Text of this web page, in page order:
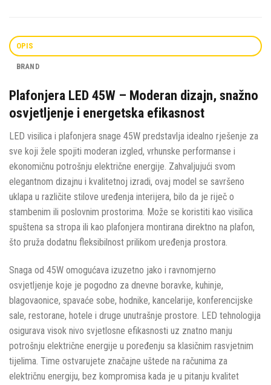
OPIS
BRAND
Plafonjera LED 45W – Moderan dizajn, snažno
osvjetljenje i energetska efikasnost
LED visilica i plafonjera snage 45W predstavlja idealno rješenje za
sve koji žele spojiti moderan izgled, vrhunske performanse i
ekonomičnu potrošnju električne energije. Zahvaljujući svom
elegantnom dizajnu i kvalitetnoj izradi, ovaj model se savršeno
uklapa u različite stilove uređenja interijera, bilo da je riječ o
stambenim ili poslovnim prostorima. Može se koristiti kao visilica
spuštena sa stropa ili kao plafonjera montirana direktno na plafon,
što pruža dodatnu fleksibilnost prilikom uređenja prostora.
Snaga od 45W omogućava izuzetno jako i ravnomjerno
osvjetljenje koje je pogodno za dnevne boravke, kuhinje,
blagovaonice, spavaće sobe, hodnike, kancelarije, konferencijske
sale, restorane, hotele i druge unutrašnje prostore. LED tehnologija
osigurava visok nivo svjetlosne efikasnosti uz znatno manju
potrošnju električne energije u poređenju sa klasičnim rasvjetnim
tijelima. Time ostvarujete značajne uštede na računima za
električnu energiju, bez kompromisa kada je u pitanju kvalitet